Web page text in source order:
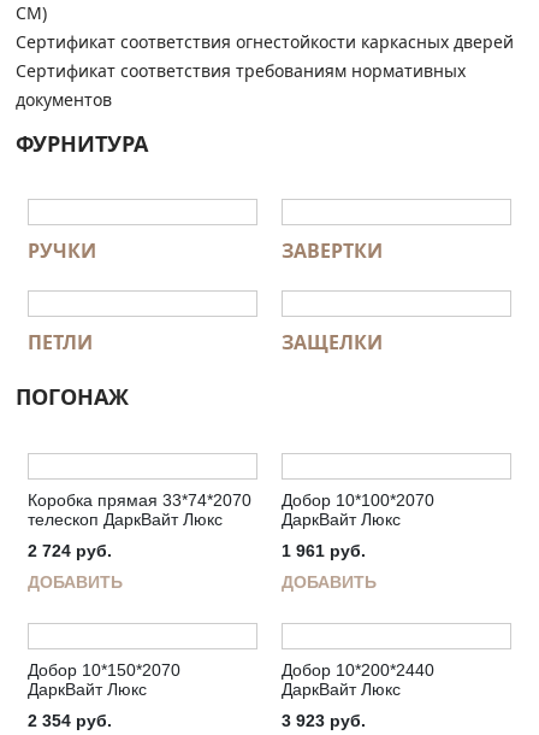
СМ)
Сертификат соответствия огнестойкости каркасных дверей
Сертификат соответствия требованиям нормативных
документов
ФУРНИТУРА
РУЧКИ ЗАВЕРТКИ
ПЕТЛИ ЗАЩЕЛКИ
ПОГОНАЖ
Коробка прямая 33*74*2070
телескоп ДаркВайт Люкс
2 724 руб.
ДОБАВИТЬ
Добор 10*100*2070
ДаркВайт Люкс
1 961 руб.
ДОБАВИТЬ
Добор 10*150*2070
ДаркВайт Люкс
2 354 руб.
Добор 10*200*2440
ДаркВайт Люкс
3 923 руб.